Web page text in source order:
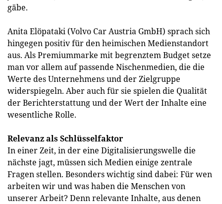
gäbe.
Anita Elöpataki (Volvo Car Austria GmbH) sprach sich
hingegen positiv für den heimischen Medienstandort
aus. Als Premiummarke mit begrenztem Budget setze
man vor allem auf passende Nischenmedien, die die
Werte des Unternehmens und der Zielgruppe
widerspiegeln. Aber auch für sie spielen die Qualität
der Berichterstattung und der Wert der Inhalte eine
wesentliche Rolle.
Relevanz als Schlüsselfaktor
In einer Zeit, in der eine Digitalisierungswelle die
nächste jagt, müssen sich Medien einige zentrale
Fragen stellen. Besonders wichtig sind dabei: Für wen
arbeiten wir und was haben die Menschen von
unserer Arbeit? Denn relevante Inhalte, aus denen